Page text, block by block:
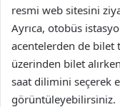
resmi web sitesini
Ayrıca, otobüs
acentelerden de bilet
üzerinden bilet
saat dilimini seçerek
görüntüleyebilirsiniz.